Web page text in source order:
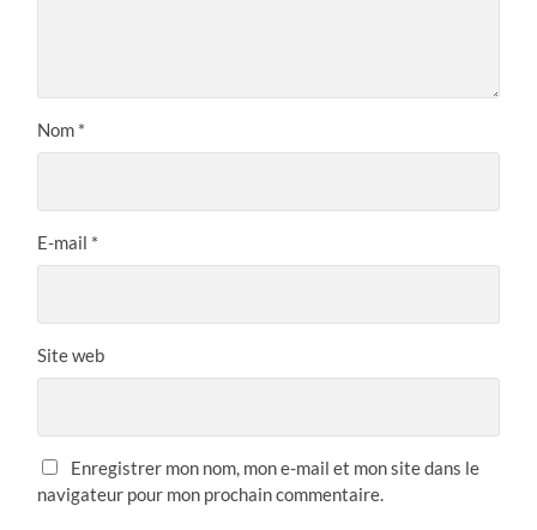
Nom *
E-mail *
Site web
Enregistrer mon nom, mon e-mail et mon site dans le
navigateur pour mon prochain commentaire.